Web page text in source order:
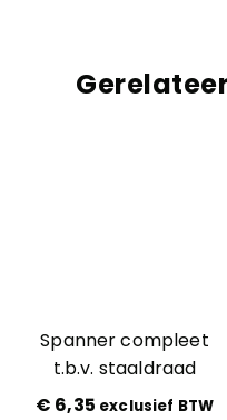
Spanner compleet
t.b.v. staaldraad
€ 6,35 exclusief BTW